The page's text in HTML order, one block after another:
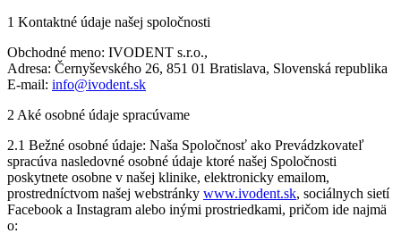
1 Kontaktné údaje našej spoločnosti
Obchodné meno: IVODENT s.r.o.,
Adresa: Černyševského 26, 851 01 Bratislava, Slovenská republika
E-mail: info@ivodent.sk
2 Aké osobné údaje spracúvame
2.1 Bežné osobné údaje: Naša Spoločnosť ako Prevádzkovateľ
spracúva nasledovné osobné údaje ktoré našej Spoločnosti
poskytnete osobne v našej klinike, elektronicky emailom,
prostredníctvom našej webstránky www.ivodent.sk, sociálnych sietí
Facebook a Instagram alebo inými prostriedkami, pričom ide najmä
o: